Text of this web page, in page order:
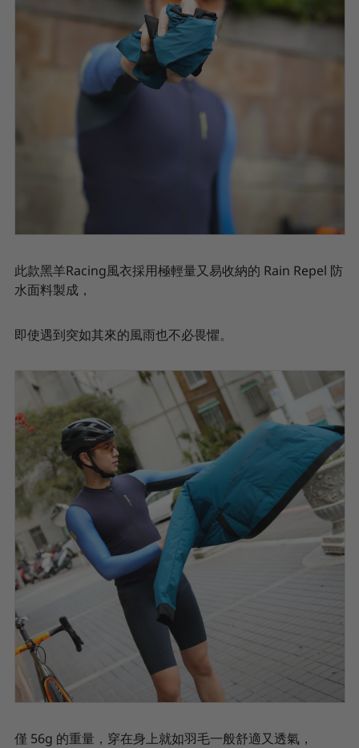
此款黑羊Racing風衣採用極輕量又易收納的 Rain Repel 防
水面料製成，
即使遇到突如其來的風雨也不必畏懼。
僅 56g 的重量，穿在身上就如羽毛一般舒適又透氣，